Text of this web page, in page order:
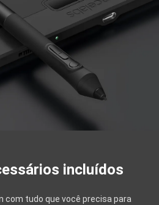
incluídos
com tudo que você precisa para